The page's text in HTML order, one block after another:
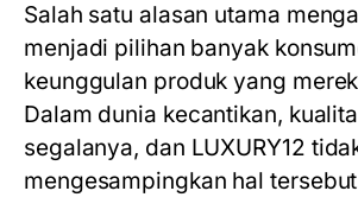
Salah satu alasan utama
menjadi pilihan banyak
keunggulan produk yang
Dalam dunia kecantikan,
segalanya, dan LUXURY12
mengesampingkan hal